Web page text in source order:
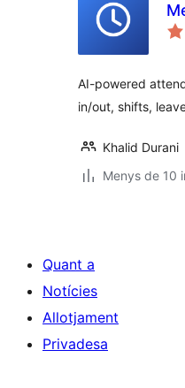
AI-powered
in/out, shifts,
Khalid Durani
Menys de 10
Quant a
Notícies
Allotjament
Privadesa